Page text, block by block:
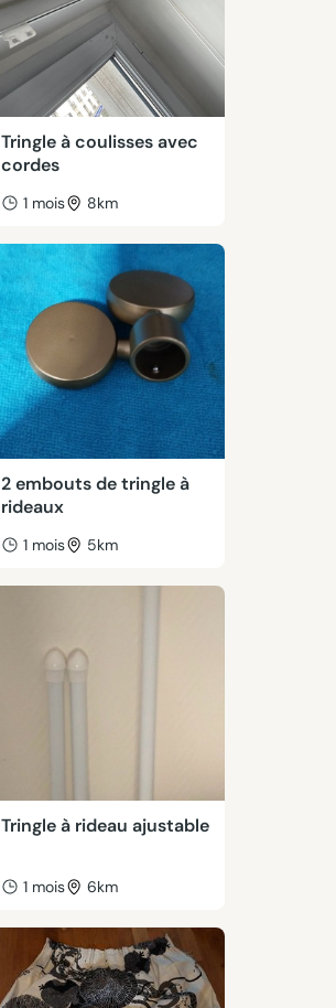
Tringle à coulisses avec
cordes
1 mois 8km
2 embouts de tringle à
rideaux
1 mois 5km
Tringle à rideau ajustable
1 mois 6km